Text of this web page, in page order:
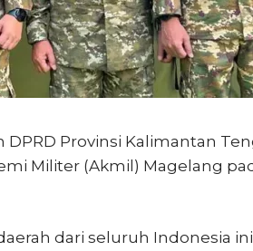
DPRD Provinsi Kalimantan
Militer (Akmil) Magelang
dari seluruh Indonesia